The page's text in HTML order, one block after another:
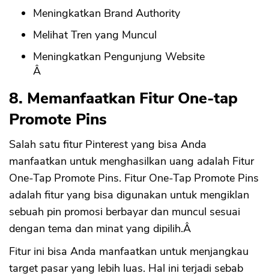
Meningkatkan Brand Authority
Melihat Tren yang Muncul
Meningkatkan Pengunjung Website
Â
8. Memanfaatkan Fitur One-tap
Promote Pins
Salah satu fitur Pinterest yang bisa Anda
manfaatkan untuk menghasilkan uang adalah Fitur
One-Tap Promote Pins. Fitur One-Tap Promote Pins
adalah fitur yang bisa digunakan untuk mengiklan
sebuah pin promosi berbayar dan muncul sesuai
dengan tema dan minat yang dipilih.Â
Fitur ini bisa Anda manfaatkan untuk menjangkau
target pasar yang lebih luas. Hal ini terjadi sebab